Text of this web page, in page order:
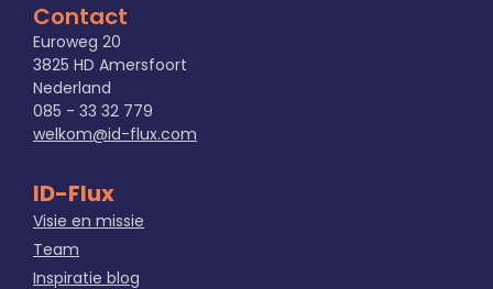
Contact
Euroweg 20
3825 HD Amersfoort
Nederland
085 - 33 32 779
welkom@id-flux.com
ID-Flux
Visie en missie
Team
Inspiratie blog